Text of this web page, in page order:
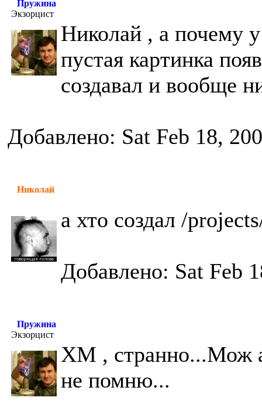
Пружина
Экзорцист
Николай , а почему
пустая картинка
создавал и вообще
Добавлено: Sat Feb 18,
Николай
а хто создал /
Добавлено: Sat Feb
Пружина
Экзорцист
ХМ , странно...Мож
не помню...